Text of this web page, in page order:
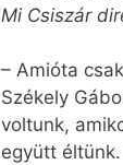
Mi Csiszár
– Amióta
Székely
voltunk,
együtt